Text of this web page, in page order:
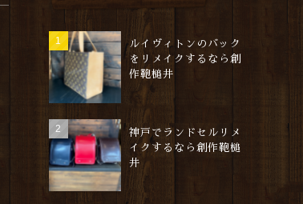
ルイヴィトンのバック
をリメイクするなら創
作鞄槌井
神戸でランドセルリメ
イクするなら創作鞄槌
井